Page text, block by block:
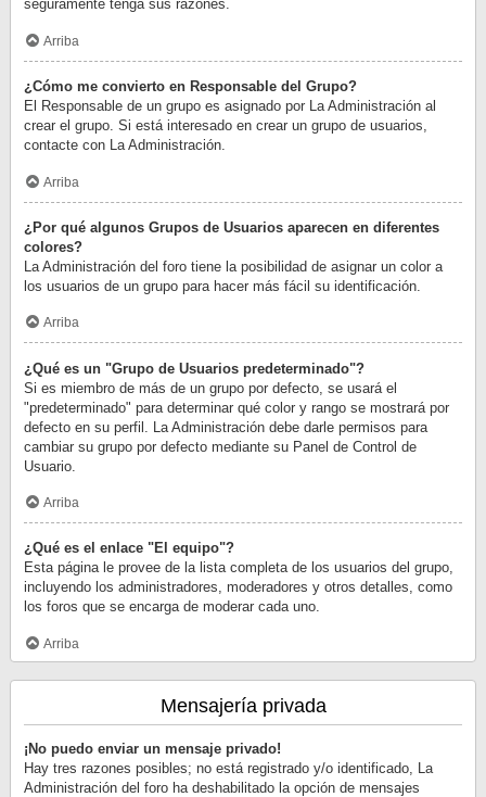
seguramente tenga sus razones.
Arriba
¿Cómo me convierto en Responsable del Grupo?
El Responsable de un grupo es asignado por La Administración al
crear el grupo. Si está interesado en crear un grupo de usuarios,
contacte con La Administración.
Arriba
¿Por qué algunos Grupos de Usuarios aparecen en diferentes
colores?
La Administración del foro tiene la posibilidad de asignar un color a
los usuarios de un grupo para hacer más fácil su identificación.
Arriba
¿Qué es un "Grupo de Usuarios predeterminado"?
Si es miembro de más de un grupo por defecto, se usará el
"predeterminado" para determinar qué color y rango se mostrará por
defecto en su perfil. La Administración debe darle permisos para
cambiar su grupo por defecto mediante su Panel de Control de
Usuario.
Arriba
¿Qué es el enlace "El equipo"?
Esta página le provee de la lista completa de los usuarios del grupo,
incluyendo los administradores, moderadores y otros detalles, como
los foros que se encarga de moderar cada uno.
Arriba
Mensajería privada
¡No puedo enviar un mensaje privado!
Hay tres razones posibles; no está registrado y/o identificado, La
Administración del foro ha deshabilitado la opción de mensajes